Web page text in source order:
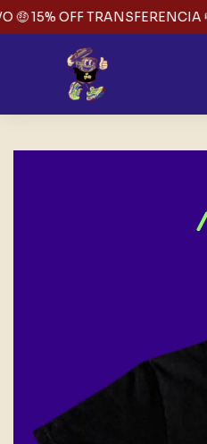
15% OFF TRANSFERENCIA 💸